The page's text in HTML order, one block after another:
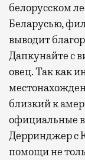
белорусском
Беларусью,
выводит
Дапкунайте с
овец. Так как
близкий к
официальные
Дерринджер с
помощи не